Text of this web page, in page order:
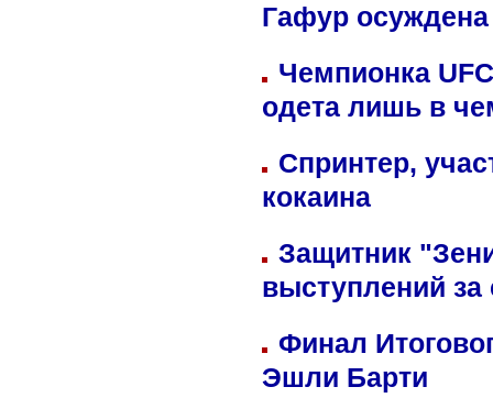
Гафур осуждена
Чемпионка
одета лишь в
Спринтер,
кокаина
Защитник
выступлений
Финал
Эшли Барти